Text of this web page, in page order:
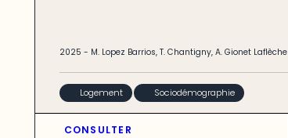
2025 - M. Lopez Barrios, T. Chantigny, A. Gionet Laflèche
Logement Sociodémographie
CONSULTER